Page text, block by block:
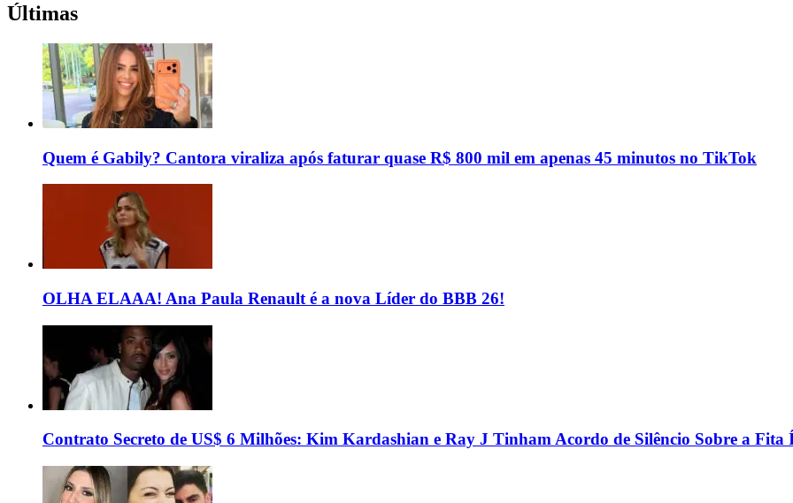
Últimas
Quem é Gabily? Cantora viraliza após faturar quase R$ 800 mil em apenas 45 minutos no TikTok
OLHA ELAAA! Ana Paula Renault é a nova Líder do BBB 26!
Contrato Secreto de US$ 6 Milhões: Kim Kardashian e Ray J Tinham Acordo de Silêncio Sobre a Fita